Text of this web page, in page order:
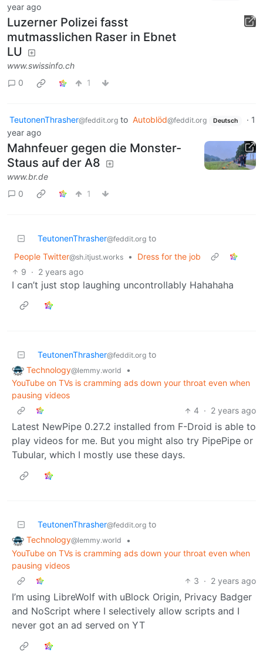
year ago
Luzerner Polizei fasst
mutmasslichen Raser in Ebnet
LU
www.swissinfo.ch
0
1
TeutonenThrasher@feddit.org to Autoblöd@feddit.org Deutsch · 1
year ago
Mahnfeuer gegen die Monster-
Staus auf der A8
www.br.de
0
1
TeutonenThrasher@feddit.org to
People Twitter@sh.itjust.works •
Dress for the job
9 · 2 years ago
I can’t just stop laughing uncontrollably Hahahaha
TeutonenThrasher@feddit.org to
Technology@lemmy.world
•
YouTube on TVs is cramming ads down your throat even when
pausing videos
4 · 2 years ago
Latest NewPipe 0.27.2 installed from F-Droid is able to
play videos for me. But you might also try PipePipe or
Tubular, which I mostly use these days.
TeutonenThrasher@feddit.org to
Technology@lemmy.world
•
YouTube on TVs is cramming ads down your throat even when
pausing videos
3 · 2 years ago
I’m using LibreWolf with uBlock Origin, Privacy Badger
and NoScript where I selectively allow scripts and I
never got an ad served on YT